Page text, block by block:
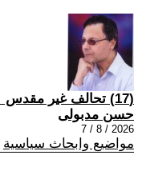
(17) تحالف غير مقدس !؟
حسن مدبولى
2026 / 8 / 7
مواضيع وابحاث سياسية